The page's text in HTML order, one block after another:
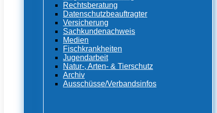
Rechtsberatung
Datenschutzbeauftragter
Versicherung
Sachkundenachweis
Medien
Fischkrankheiten
Jugendarbeit
Natur-, Arten- & Tierschutz
Archiv
Ausschüsse/Verbandsinfos